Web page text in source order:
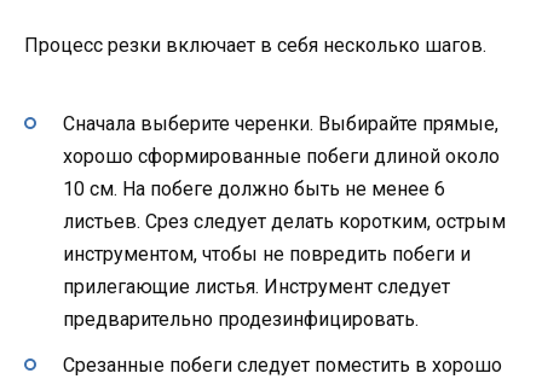
Процесс резки включает в себя несколько шагов.
Сначала выберите черенки. Выбирайте прямые,
хорошо сформированные побеги длиной около
10 см. На побеге должно быть не менее 6
листьев. Срез следует делать коротким, острым
инструментом, чтобы не повредить побеги и
прилегающие листья. Инструмент следует
предварительно продезинфицировать.
Срезанные побеги следует поместить в хорошо